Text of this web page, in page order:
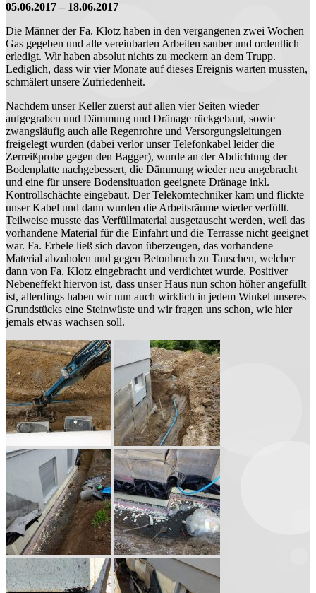
05.06.2017 – 18.06.2017
Die Männer der Fa. Klotz haben in den vergangenen zwei Wochen
Gas gegeben und alle vereinbarten Arbeiten sauber und ordentlich
erledigt. Wir haben absolut nichts zu meckern an dem Trupp.
Lediglich, dass wir vier Monate auf dieses Ereignis warten mussten,
schmälert unsere Zufriedenheit.
Nachdem unser Keller zuerst auf allen vier Seiten wieder
aufgegraben und Dämmung und Dränage rückgebaut, sowie
zwangsläufig auch alle Regenrohre und Versorgungsleitungen
freigelegt wurden (dabei verlor unser Telefonkabel leider die
Zerreißprobe gegen den Bagger), wurde an der Abdichtung der
Bodenplatte nachgebessert, die Dämmung wieder neu angebracht
und eine für unsere Bodensituation geeignete Dränage inkl.
Kontrollschächte eingebaut. Der Telekomtechniker kam und flickte
unser Kabel und dann wurden die Arbeitsräume wieder verfüllt.
Teilweise musste das Verfüllmaterial ausgetauscht werden, weil das
vorhandene Material für die Einfahrt und die Terrasse nicht geeignet
war. Fa. Erbele ließ sich davon überzeugen, das vorhandene
Material abzuholen und gegen Betonbruch zu Tauschen, welcher
dann von Fa. Klotz eingebracht und verdichtet wurde. Positiver
Nebeneffekt hiervon ist, dass unser Haus nun schon höher angefüllt
ist, allerdings haben wir nun auch wirklich in jedem Winkel unseres
Grundstücks eine Steinwüste und wir fragen uns schon, wie hier
jemals etwas wachsen soll.